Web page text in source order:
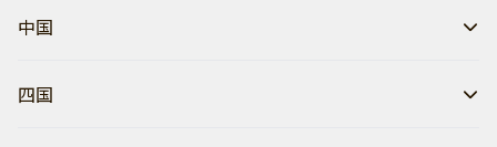
中国
四国